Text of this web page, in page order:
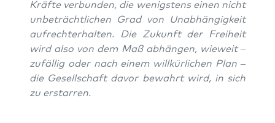
Kräfte ver­bun­den, die wenig­stens einen nicht
unbe­trächtlichen Grad von Unab­hängigkeit
aufrechter­hal­ten. Die Zukun­ft der Frei­heit
wird also von dem Maß abhän­gen, wieweit –
zufäl­lig oder nach einem willkür­lichen Plan –
die Gesellschaft davor bewahrt wird, in sich
zu erstar­ren.